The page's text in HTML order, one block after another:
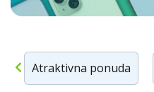
Atraktivna ponuda